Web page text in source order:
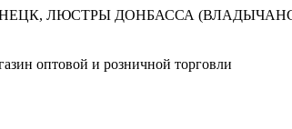
ЛЮСТРЫ ДОНБАССА
оптовой и розничной торговли